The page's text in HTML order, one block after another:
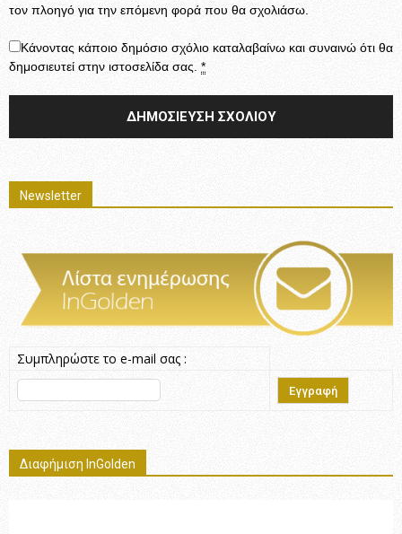
τον πλοηγό για την επόμενη φορά που θα σχολιάσω.
Κάνοντας κάποιο δημόσιο σχόλιο καταλαβαίνω και συναινώ ότι θα
δημοσιευτεί στην ιστοσελίδα σας. *
Newsletter
Συμπληρώστε το e-mail σας :
Διαφήμιση InGolden